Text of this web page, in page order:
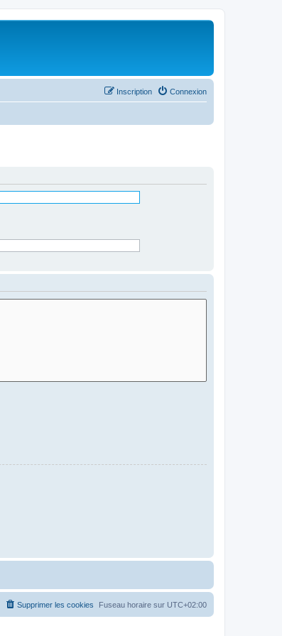
Connexion
Inscription
Fuseau horaire sur UTC+02:00
Supprimer les cookies